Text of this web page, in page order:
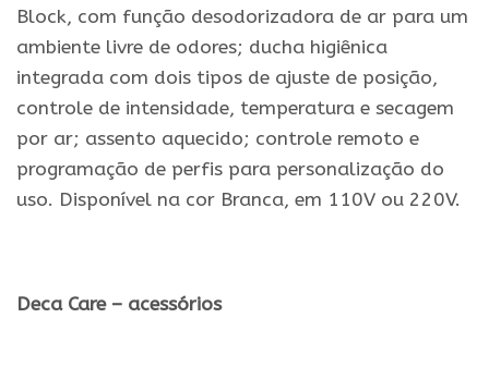
Block, com função desodorizadora de ar para um
ambiente livre de odores; ducha higiênica
integrada com dois tipos de ajuste de posição,
controle de intensidade, temperatura e secagem
por ar; assento aquecido; controle remoto e
programação de perfis para personalização do
uso. Disponível na cor Branca, em 110V ou 220V.
Deca Care – acessórios